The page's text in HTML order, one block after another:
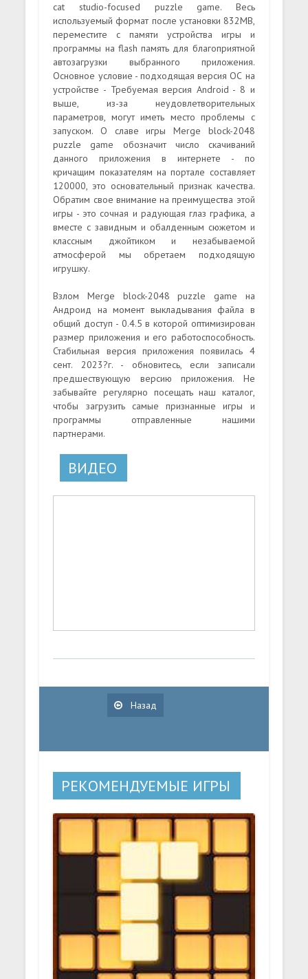
cat studio-focused puzzle game. Весь
используемый формат после установки 832MB,
переместите с памяти устройства игры и
программы на flash память для благоприятной
автозагрузки выбранного приложения.
Основное условие - подходящая версия ОС на
устройстве - Требуемая версия Android - 8 и
выше, из-за неудовлетворительных
параметров, могут иметь место проблемы с
запуском. О славе игры Merge block-2048
puzzle game обозначит число скачиваний
данного приложения в интернете - по
кричащим показателям на портале составляет
120000, это основательный признак качества.
Обратим свое внимание на преимущества этой
игры - это сочная и радующая глаз графика, а
вместе с завидным и обалденным сюжетом и
классным джойтиком и незабываемой
атмосферой мы обретаем подходящую
игрушку.
Взлом Merge block-2048 puzzle game на
Андроид на момент выкладывания файла в
общий доступ - 0.4.5 в которой оптимизирован
размер приложения и его работоспособность.
Стабильная версия приложения появилась 4
сент. 2023?г. - обновитесь, если записали
предшествующую версию приложения. Не
забывайте регулярно посещать наш каталог,
чтобы загрузить самые признанные игры и
программы отправленные нашими
партнерами.
ВИДЕО
Назад
РЕКОМЕНДУЕМЫЕ ИГРЫ